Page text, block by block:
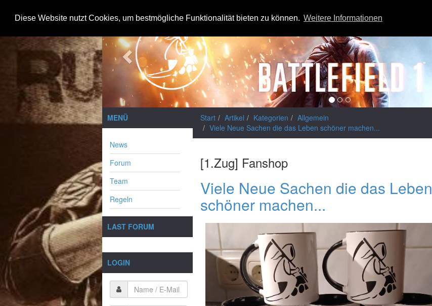
Diese Website nutzt Cookies, um bestmögliche Funktionalität bieten zu können. Weitere Informationen
MENÜ
News
Forum
Team
Regeln
LAST FORUM
LOGIN
Start Artikel Kategorien
Allgemein
Viele Neue Sachen die das Leben schöner machen...
[1.Zug] Fanshop
Viele Neue Sachen die das Leben
schöner machen...